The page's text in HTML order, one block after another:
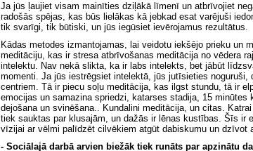
Ja jūs ļaujiet visam mainīties dziļākā līmenī un atbrīvojiet
radošās spējas, kas būs lielākas kā jebkad esat varējuši
tik svarīgi, tik būtiski, un jūs iegūsiet ievērojamus rezultātus.
Kādas metodes izmantojamas, lai veidotu iekšējo prieku un
meditāciju, kas ir stresa atbrīvošanas meditācija no vēdera
intelektu. Nav nekā slikta, ka ir labs intelekts, bet jābūt
momenti. Ja jūs iestrēgsiet intelektā, jūs jutīsieties
centriem. Tā ir piecu soļu meditācija, kas ilgst stundu, tā ir
emocijas un samazina spriedzi, katarses stadija, 15
dejošana un svinēšana.. Kundalini meditācija, un citas.
tiek sauktas par klusajām, un dažās ir lēnas kustības. Šīs ir
vīzijai ar vēlmi palīdzēt cilvēkiem atgūt dabiskumu un dzīvot
- Sociālajā darbā arvien biežāk tiek runāts par apzinātu